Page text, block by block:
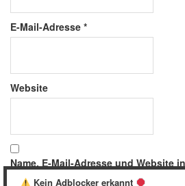
E-Mail-Adresse *
Website
Name, E-Mail-Adresse und Website
meinen nächsten Kommentar
Kein Adblocker erkannt